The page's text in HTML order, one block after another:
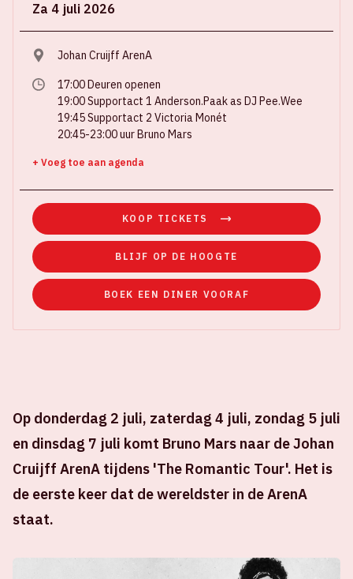
Op donderdag 2 juli, zaterdag 4 juli, zondag 5 juli
en dinsdag 7 juli komt Bruno Mars naar de Johan
Cruijff ArenA tijdens 'The Romantic Tour'. Het is
de eerste keer dat de wereldster in de ArenA
staat.
Za 4 juli 2026
Johan Cruijff ArenA
17:00 Deuren openen
19:00 Supportact 1 Anderson.Paak as DJ Pee.Wee
19:45 Supportact 2 Victoria Monét
20:45-23:00 uur Bruno Mars
+ Voeg toe aan agenda
KOOP TICKETS
BLIJF OP DE HOOGTE
BOEK EEN DINER VOORAF